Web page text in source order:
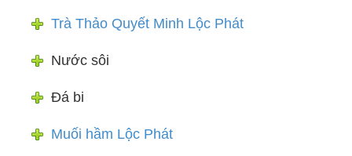
Trà Thảo Quyết Minh Lộc Phát
Nước sôi
Đá bi
Muối hầm Lộc Phát